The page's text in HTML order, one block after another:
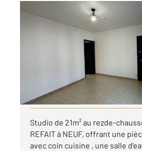
COULOMMIERS 77
21,76 m , 1 pièce
Appartement F1 à louer
556 €
par mois charges comprises
Visiter le site dédié
Studio de 21m² au rezde-
REFAIT à NEUF, offrant une
avec coin cuisine , une salle